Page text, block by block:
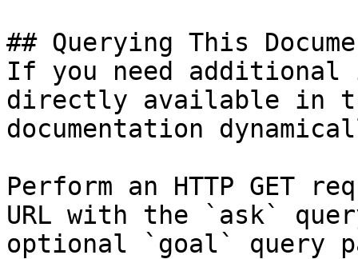
## Querying This
If you need
directly available in
documentation
Perform an HTTP GET
URL with the `ask`
optional `goal` query